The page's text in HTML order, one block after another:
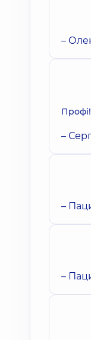
–
–
–
–